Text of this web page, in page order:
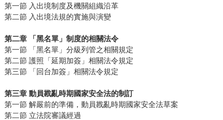
第一節 入出境制度及機關組織沿革
第二節 入出境法規的實施與演變
第二章 「黑名單」制度的相關法令
第一節 「黑名單」分級列管之相關規定
第二節 護照「延期加簽」相關法令規定
第三節 「回台加簽」相關法令規定
第三章 動員戡亂時期國家安全法的制訂
第一節 解嚴前的準備，動員戡亂時期國家安全法草案
第二節 立法院審議經過